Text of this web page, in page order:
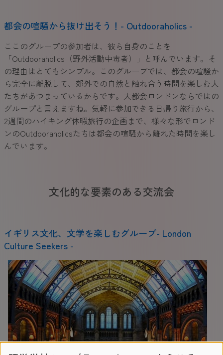
都会の喧騒から抜け出そう！- Outdooraholics -
ここのグループの参加者は、彼ら自身のことを
「Outdooraholics（野外活動中毒者）」と呼んでいます。そ
の理由はとてもシンプル。このグループでは、都会の喧騒か
ら完全に離脱して、郊外での自然と触れ合う時間を楽しむ人
たちがあつまっているからです。大都会ロンドンならではの
グループと言えますね。気軽に参加できる日帰り旅行から、
2週間のハイキング休暇旅行の企画まで、様々な形でロンド
ンのOutdooraholicsたちは都会の喧騒から離れた時間を楽し
んでいます。
文化的な要素のある交流会
イギリス文化、文学を楽しむグループ- London
Culture Seekers -